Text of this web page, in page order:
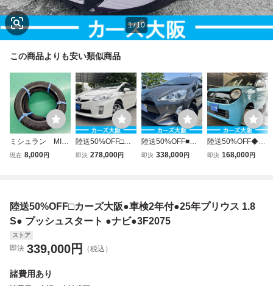
1/10
この商品よりも安い類似商品
ミシュラン MIC
HELIN City Grip
年３週 セット
中古品
現在 8,000円
陸送50%OFF□カ
ーズ大阪●車検2年
即決 278,000円
陸送50%OFF■カ
ーズ大阪●車検2年
即決 338,000円
陸送50%OFF◆カ
ーズ大阪●車検2年
即決 168,000円
陸送50%OFF□カーズ大阪●車検2年付●25年プリウス 1.8
S● プッシュスタート ●ナビ●3F2075
ストア
即決 339,000円 （税込）
諸費用あり